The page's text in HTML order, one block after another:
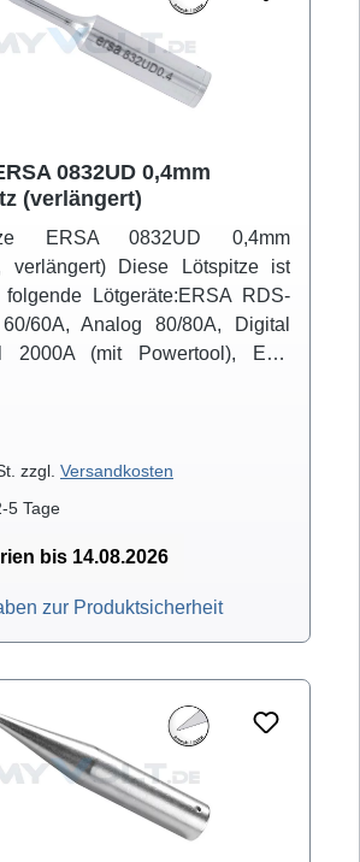
0832UD 0,4mm
(verlängert)
ERSA 0832UD 0,4mm
verlängert) Diese Lötspitze ist
Lötgeräte:ERSA RDS-
60A, Analog 80/80A, Digital
2000A (mit Powertool), ELS
D, Multi-Pro, Multi-Sprint, Multi-
zzgl. Versandkosten
5 Tage
bis 14.08.2026
zur Produktsicherheit